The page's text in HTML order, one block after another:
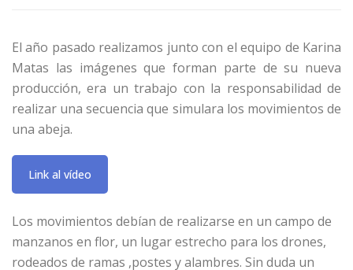
El año pasado realizamos junto con el equipo de Karina
Matas las imágenes que forman parte de su nueva
producción, era un trabajo con la responsabilidad de
realizar una secuencia que simulara los movimientos de
una abeja.
Link al vídeo
Los movimientos debían de realizarse en un campo de
manzanos en flor, un lugar estrecho para los drones,
rodeados de ramas ,postes y alambres. Sin duda un